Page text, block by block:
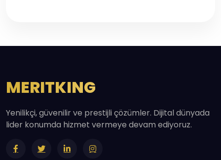
MERITKING
Yenilikçi, güvenilir ve prestijli çözümler. Dijital dünyada
lider konumda hizmet vermeye devam ediyoruz.